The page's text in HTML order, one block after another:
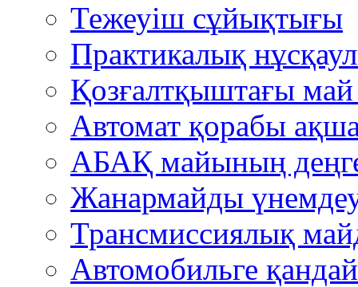
Тежеуіш cұйықтығы
Практикалық
Қозғалтқыштағы
Автомат қорабы
АБАҚ майының
Жанармайды
Трансмиссиялық
Автомобильге